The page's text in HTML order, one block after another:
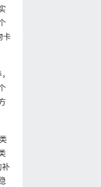
卡
补